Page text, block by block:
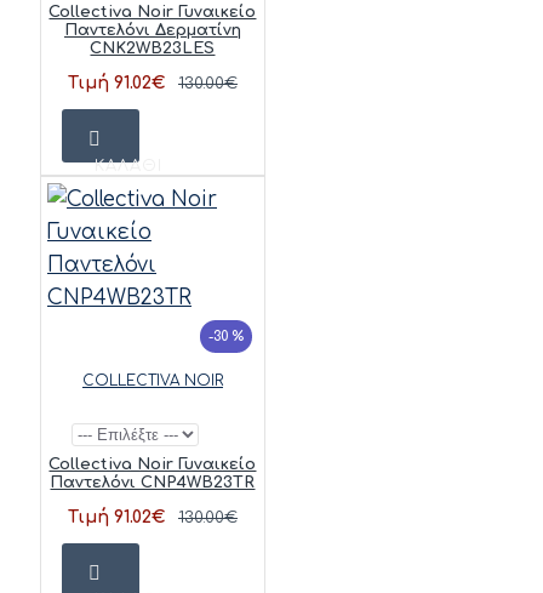
Collectiva Noir Γυναικείο
Παντελόνι Δερματίνη
CNK2WB23LES
Τιμή 91.02€ 130.00€
ΚΑΛΆΘΙ
-30 %
COLLECTIVA NOIR
Collectiva Noir Γυναικείο
Παντελόνι CNP4WB23TR
Τιμή 91.02€ 130.00€